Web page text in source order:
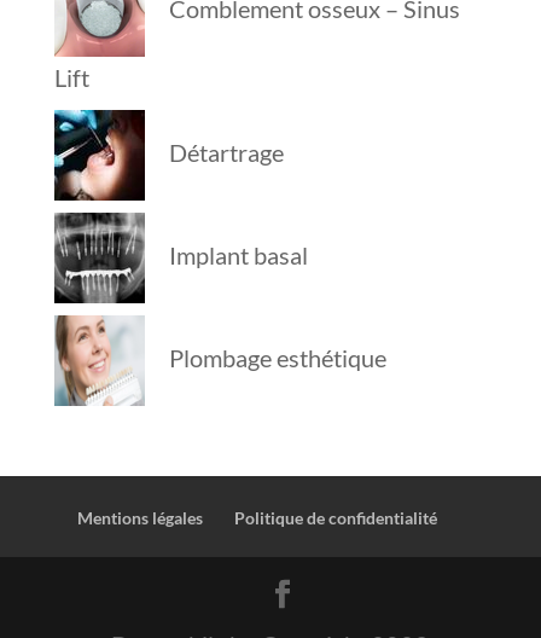
Comblement osseux – Sinus
Lift
Détartrage
Implant basal
Plombage esthétique
Mentions légales Politique de confidentialité